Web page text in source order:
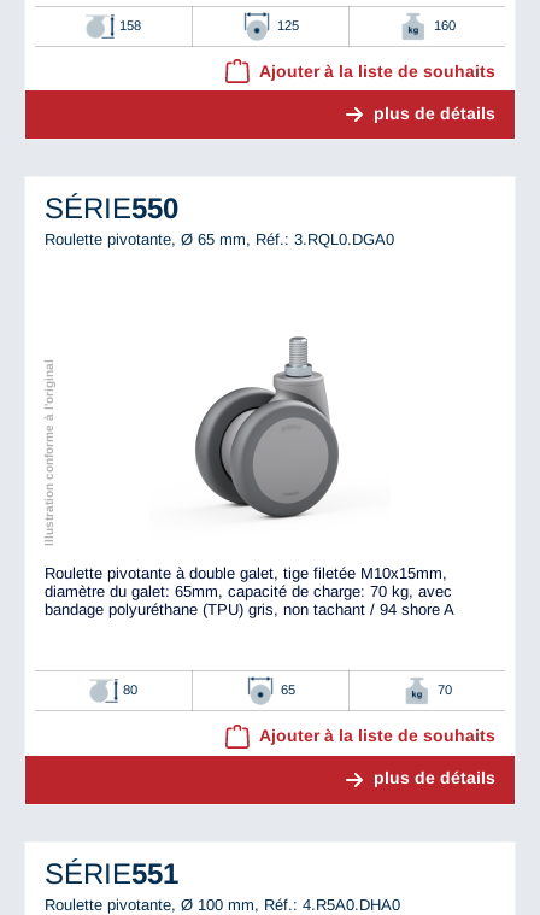
158 125 160
Ajouter à la liste de souhaits
plus de détails
SÉRIE550
Roulette pivotante, Ø 65 mm, Réf.: 3.RQL0.DGA0
Illustration conforme à l'original
Roulette pivotante à double galet, tige filetée M10x15mm,
diamètre du galet: 65mm, capacité de charge: 70 kg, avec
bandage polyuréthane (TPU) gris, non tachant / 94 shore A
80 65 70
Ajouter à la liste de souhaits
plus de détails
SÉRIE551
Roulette pivotante, Ø 100 mm, Réf.: 4.R5A0.DHA0